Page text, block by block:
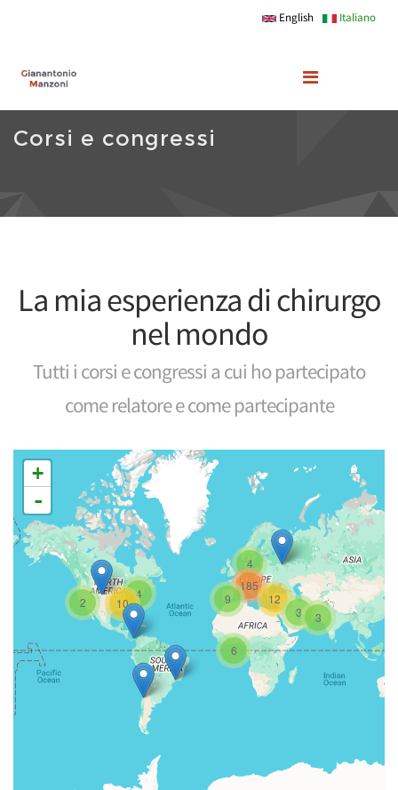
English Italiano
Corsi e congressi
La mia esperienza di chirurgo
nel mondo
Tutti i corsi e congressi a cui ho partecipato
come relatore e come partecipante
4
6
2
3 3
4
10 9 12
185
+
-